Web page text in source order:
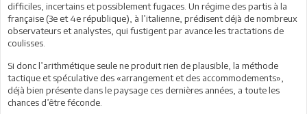
difficiles, incertains et possiblement fugaces. Un régime des partis à la
française (3e et 4e république), à l’italienne, prédisent déjà de nombreux
observateurs et analystes, qui fustigent par avance les tractations de
coulisses.
Si donc l’arithmétique seule ne produit rien de plausible, la méthode
tactique et spéculative des «arrangement et des accommodements»,
déjà bien présente dans le paysage ces dernières années, a toute les
chances d’être féconde.